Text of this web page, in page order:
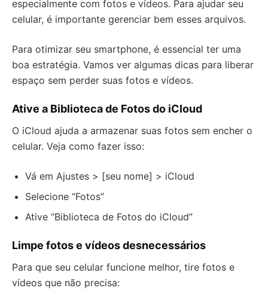
especialmente com fotos e vídeos. Para ajudar seu
celular, é importante gerenciar bem esses arquivos.
Para otimizar seu smartphone, é essencial ter uma
boa estratégia. Vamos ver algumas dicas para liberar
espaço sem perder suas fotos e vídeos.
Ative a Biblioteca de Fotos do iCloud
O iCloud ajuda a armazenar suas fotos sem encher o
celular. Veja como fazer isso:
Vá em Ajustes > [seu nome] > iCloud
Selecione “Fotos”
Ative “Biblioteca de Fotos do iCloud”
Limpe fotos e vídeos desnecessários
Para que seu celular funcione melhor, tire fotos e
vídeos que não precisa: